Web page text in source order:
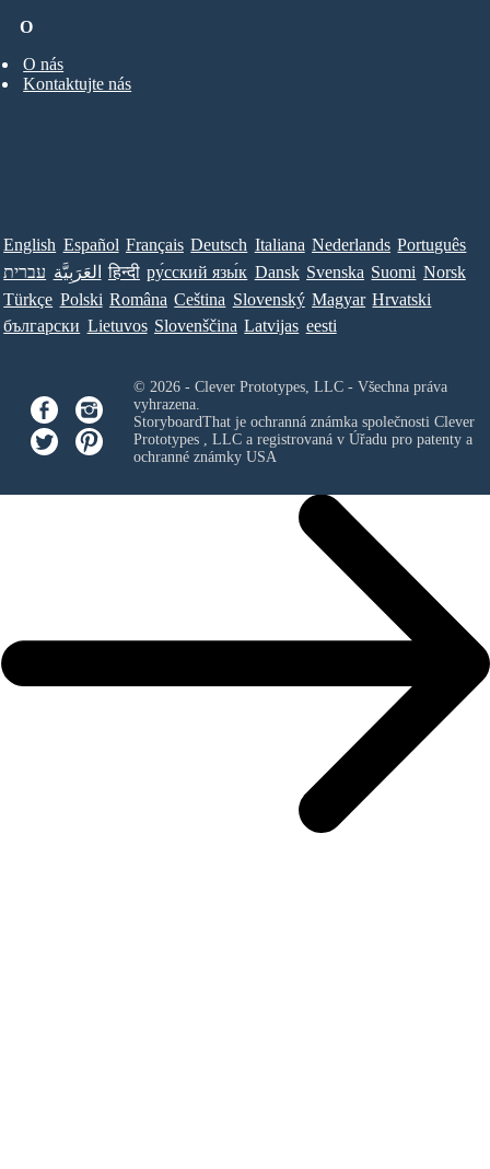
O
O nás
Kontaktujte nás
English Español Français Deutsch Italiana Nederlands Português
עברית العَرَبِيَّة हिन्दी ру́сский язы́к Dansk Svenska Suomi Norsk
Türkçe Polski Româna Ceština Slovenský Magyar Hrvatski
български Lietuvos Slovenščina Latvijas eesti
© 2026 - Clever Prototypes, LLC - Všechna práva
vyhrazena.
StoryboardThat je ochranná známka společnosti Clever
Prototypes , LLCa registrovaná v Úřadu pro patenty a
ochranné známky USA